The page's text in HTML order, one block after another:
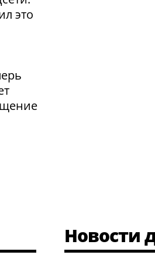
это
Новости